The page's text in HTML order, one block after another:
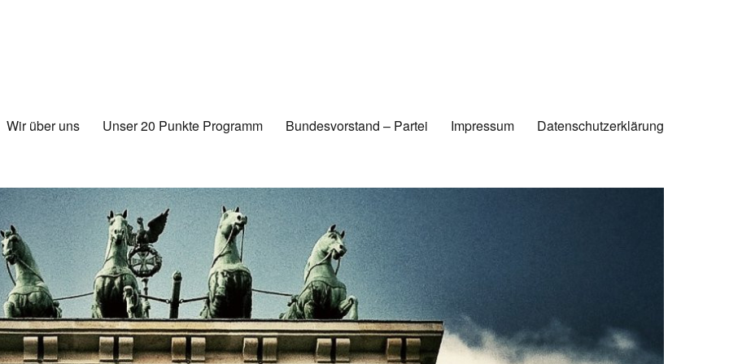
Wir über uns Unser 20 Punkte Programm Bundesvorstand – Partei Impressum Datenschutzerklärung